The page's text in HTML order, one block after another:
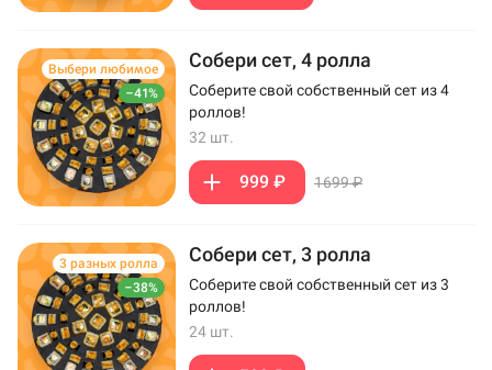
–41%
Выбери любимое Собери сет, 4 ролла
Соберите свой собственный сет из 4
роллов!
32 шт.
999 ₽ 1699 ₽
–38%
3 разных ролла Собери сет, 3 ролла
Соберите свой собственный сет из 3
роллов!
24 шт.